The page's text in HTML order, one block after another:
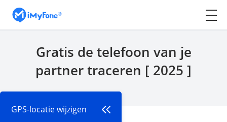
Gratis de telefoon van je
partner traceren [ 2025 ]
GPS-locatie wijzigen